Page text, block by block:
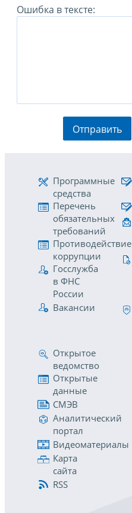
Ошибка в тексте:
Отправить
Программные
средства
Перечень
обязательных
требований
Противодействие
коррупции
Госслужба
в ФНС
России
Вакансии
Открытое
ведомство
Открытые
данные
СМЭВ
Аналитический
портал
Видеоматериалы
Карта
сайта
RSS